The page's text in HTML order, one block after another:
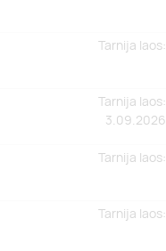
Tarnija laos:
Tarnija laos:
3.09.2026
Tarnija laos:
Tarnija laos: